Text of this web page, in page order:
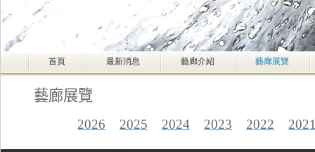
首頁 最新消息 藝廊介紹 藝廊展覽
藝廊展覽
2026 2025 2024 2023 2022